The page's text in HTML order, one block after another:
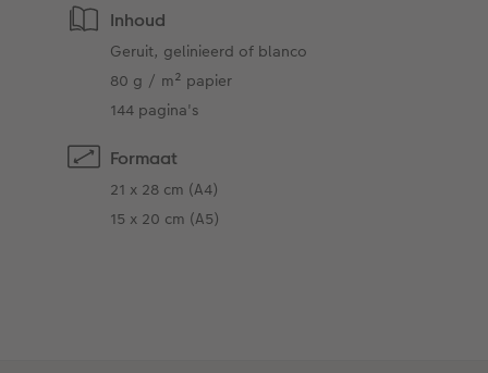
Inhoud
Geruit, gelinieerd of blanco
80 g / m² papier
144 pagina's
Formaat
21 x 28 cm (A4)
15 x 20 cm (A5)